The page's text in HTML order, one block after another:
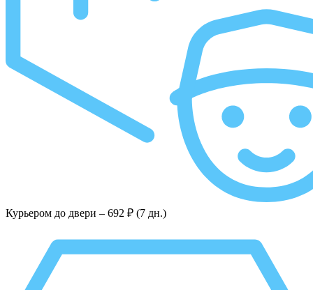
Курьером до двери – 692 ₽ (7 дн.)